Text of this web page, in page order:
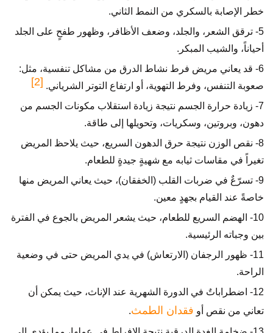
خطر الإصابة بالسكري من النمط الثاني.
5- ترقق الشعر، والجلد، وضعف الأظافر، وظهور طفحٍ على الجلد
أحياناً، والشيب المبكر.
6- قد يعاني مريض فرط نشاط الدرق من مشاكل تنفسية، مثل:
صعوبة التنفس، وفرط التهوية، أو ارتفاع التوتر الشرياني. [2]
7- زيادة حرارة الجسم نتيجة زيادة استقلاب مكونات الجسم من
دهون، وبروتين، وسكريات، وتحويلها إلى طاقة.
8- نقص الوزن نتيجة حرق الدهون السريع، حيث يلاحظ المريض
تغيراً في مقاسات ثيابه مع شهيةٍ جيدةٍ للطعام.
9- تسرّعٌ في ضربات القلب (الخفقان)، حيث يعاني المريض منها
خاصةً عند القيام بجهدٍ معين.
10- الهضم السريع للطعام، حيث يشعر المريض بالجوع في الفترة
بين وجباته الرئيسية.
11- ظهور الرجفان (الارتعاش) في يدي المريض حتى في وضعية
الراحة.
12- اضطراباتٌ في الدورة الشهرية عند الإناث، حيث يمكن أن
تعاني من نقص أو فقدان الطمث.